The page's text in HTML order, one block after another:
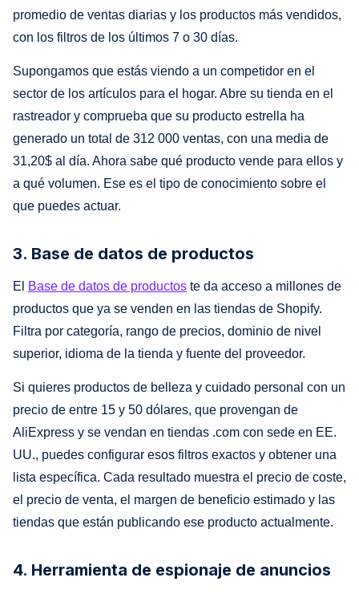
promedio de ventas diarias y los productos más vendidos,
con los filtros de los últimos 7 o 30 días.
Supongamos que estás viendo a un competidor en el
sector de los artículos para el hogar. Abre su tienda en el
rastreador y comprueba que su producto estrella ha
generado un total de 312 000 ventas, con una media de
31,20$ al día. Ahora sabe qué producto vende para ellos y
a qué volumen. Ese es el tipo de conocimiento sobre el
que puedes actuar.
3. Base de datos de productos
El Base de datos de productos te da acceso a millones de
productos que ya se venden en las tiendas de Shopify.
Filtra por categoría, rango de precios, dominio de nivel
superior, idioma de la tienda y fuente del proveedor.
Si quieres productos de belleza y cuidado personal con un
precio de entre 15 y 50 dólares, que provengan de
AliExpress y se vendan en tiendas .com con sede en EE.
UU., puedes configurar esos filtros exactos y obtener una
lista específica. Cada resultado muestra el precio de coste,
el precio de venta, el margen de beneficio estimado y las
tiendas que están publicando ese producto actualmente.
4. Herramienta de espionaje de anuncios